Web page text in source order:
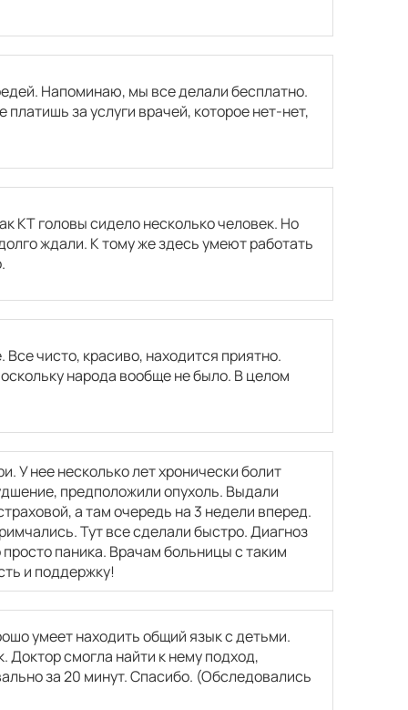
Напоминаю, мы все делали бесплатно.
за услуги врачей, которое нет-нет,
КТ головы сидело несколько человек. Но
ждали. К тому же здесь умеют работать
чисто, красиво, находится приятно.
народа вообще не было. В целом
У нее несколько лет хронически болит
предположили опухоль. Выдали
а там очередь на 3 недели вперед.
Тут все сделали быстро. Диагноз
паника. Врачам больницы с таким
и поддержку!
умеет находить общий язык с детьми.
Доктор смогла найти к нему подход,
за 20 минут. Спасибо. (Обследовались